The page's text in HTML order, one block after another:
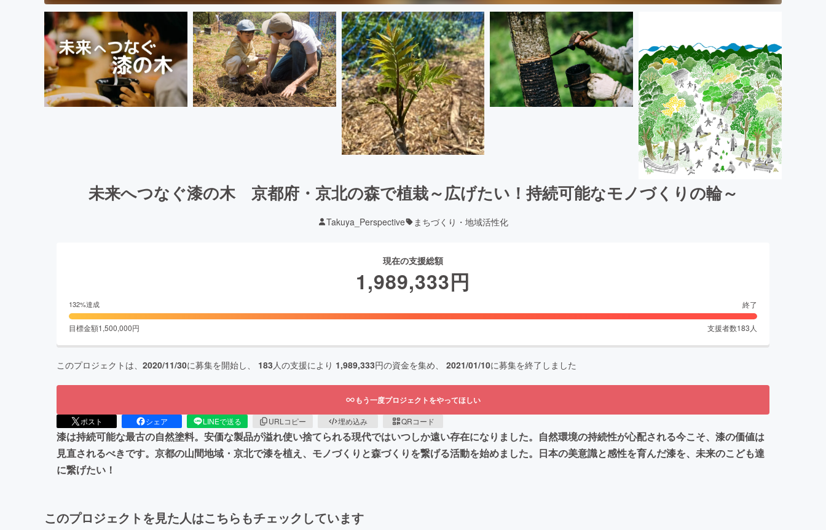
未来へつなぐ漆の木 京都府・京北の森で植栽～広げたい！持続可能なモノづくりの輪～
Takuya_Perspective まちづくり・地域活性化
現在の支援総額
1,989,333円
132%達成 終了
目標金額1,500,000円 支援者数183 人
このプロジェクトは、 2020/11/30に募集を開始し、 183 人の支援により 1,989,333円の資金を集め、 2021/01/10に募集を終了しました
もう一度プロジェクトをやってほしい
ポスト シェア LINEで送る URLコピー 埋め込み QRコード
漆は持続可能な最古の自然塗料。安価な製品が溢れ使い捨てられる現代ではいつしか遠い存在になりました。自然環境の持続性が心配される今こそ、漆の価値は
見直されるべきです。京都の山間地域・京北で漆を植え、モノづくりと森づくりを繋げる活動を始めました。日本の美意識と感性を育んだ漆を、未来のこども達
に繋げたい！
このプロジェクトを見た人はこちらもチェックしています